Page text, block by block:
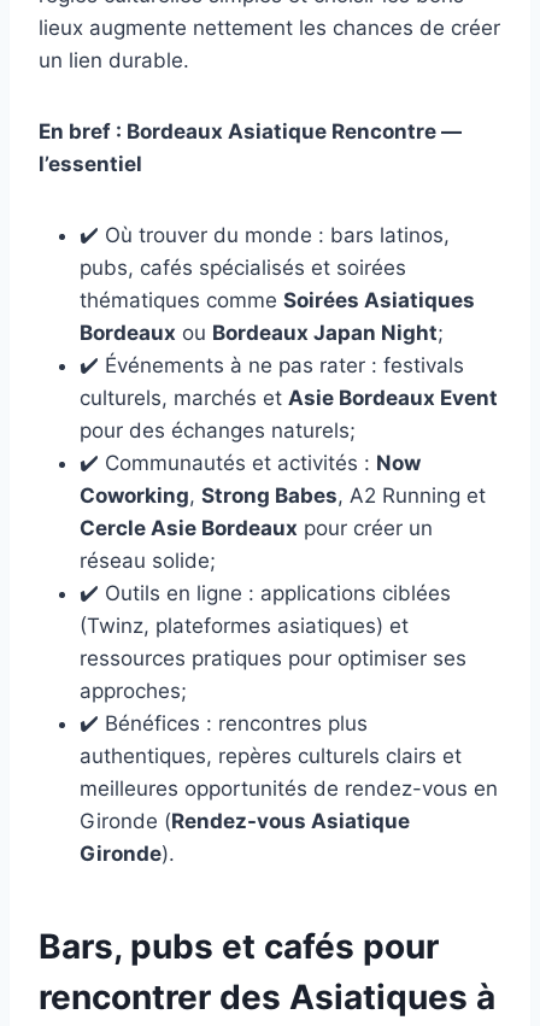
lieux augmente nettement les chances de créer
un lien durable.
En bref : Bordeaux Asiatique Rencontre —
l’essentiel
✔️ Où trouver du monde : bars latinos,
pubs, cafés spécialisés et soirées
thématiques comme Soirées Asiatiques
Bordeaux ou Bordeaux Japan Night;
✔️ Événements à ne pas rater : festivals
culturels, marchés et Asie Bordeaux Event
pour des échanges naturels;
✔️ Communautés et activités : Now
Coworking, Strong Babes, A2 Running et
Cercle Asie Bordeaux pour créer un
réseau solide;
✔️ Outils en ligne : applications ciblées
(Twinz, plateformes asiatiques) et
ressources pratiques pour optimiser ses
approches;
✔️ Bénéfices : rencontres plus
authentiques, repères culturels clairs et
meilleures opportunités de rendez-vous en
Gironde (Rendez-vous Asiatique
Gironde).
Bars, pubs et cafés pour
rencontrer des Asiatiques à